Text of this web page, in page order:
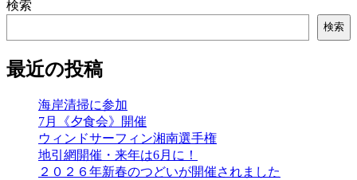
検索
検索
最近の投稿
海岸清掃に参加
7月《夕食会》開催
ウィンドサーフィン湘南選手権
地引網開催・来年は6月に！
２０２６年新春のつどいが開催されました